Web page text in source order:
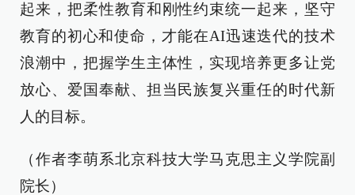
起来，把柔性教育和刚性约束统一起来，坚守
教育的初心和使命，才能在AI迅速迭代的技术
浪潮中，把握学生主体性，实现培养更多让党
放心、爱国奉献、担当民族复兴重任的时代新
人的目标。
（作者李萌系北京科技大学马克思主义学院副
院长）